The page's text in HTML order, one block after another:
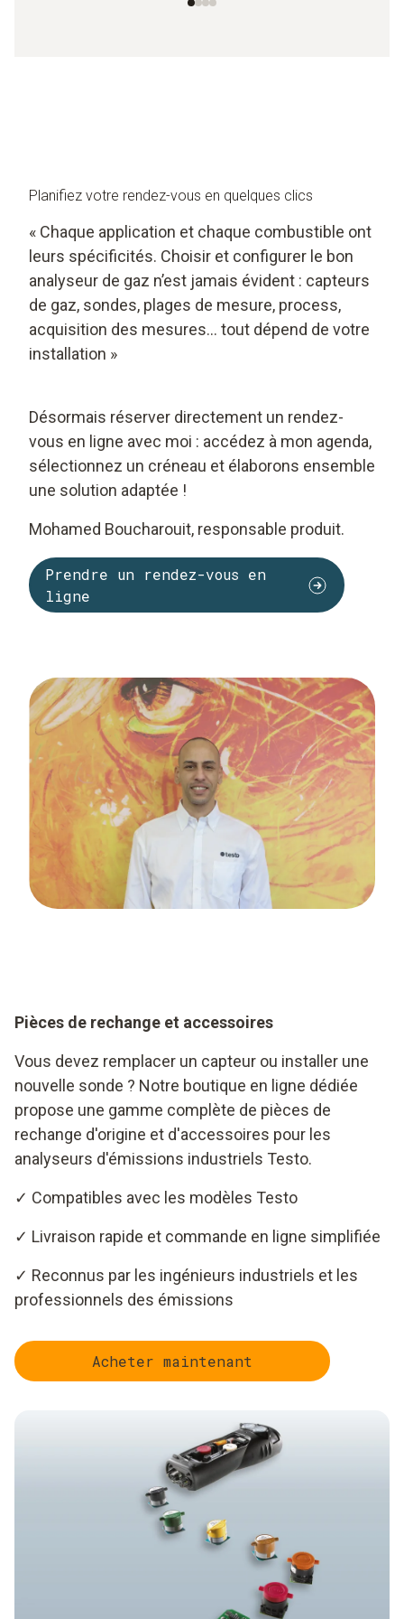
Planifiez votre rendez-vous en quelques clics
« Chaque application et chaque combustible ont
leurs spécificités. Choisir et configurer le bon
analyseur de gaz n’est jamais évident : capteurs
de gaz, sondes, plages de mesure, process,
acquisition des mesures… tout dépend de votre
installation »
Désormais réserver directement un rendez-
vous en ligne avec moi : accédez à mon agenda,
sélectionnez un créneau et élaborons ensemble
une solution adaptée !
Mohamed Boucharouit, responsable produit.
Prendre un rendez-vous en
ligne
Pièces de rechange et accessoires
Vous devez remplacer un capteur ou installer une
nouvelle sonde ? Notre boutique en ligne dédiée
propose une gamme complète de pièces de
rechange d'origine et d'accessoires pour les
analyseurs d'émissions industriels Testo.
✓ Compatibles avec les modèles Testo
✓ Livraison rapide et commande en ligne simplifiée
✓ Reconnus par les ingénieurs industriels et les
professionnels des émissions
Acheter maintenant